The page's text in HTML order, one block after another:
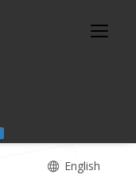
English